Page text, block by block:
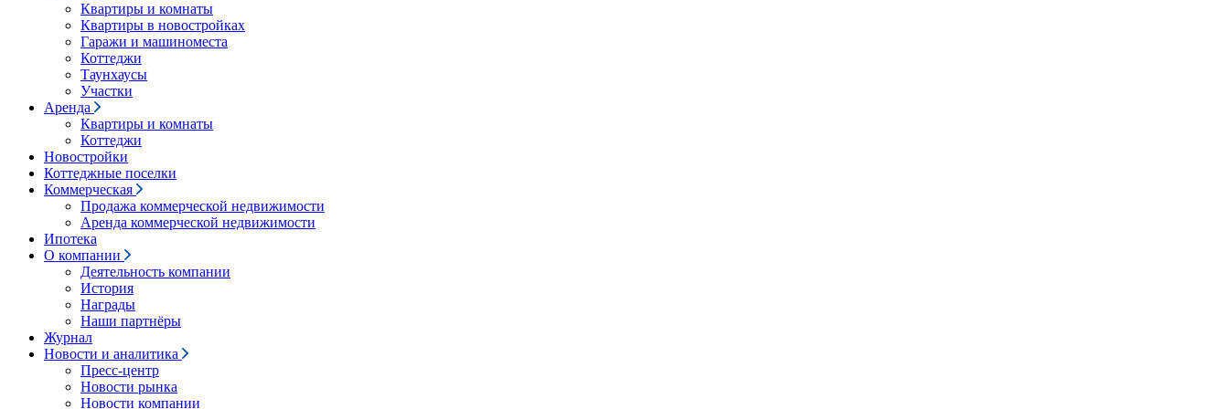
Квартиры и комнаты
Квартиры в новостройках
Гаражи и машиноместа
Коттеджи
Таунхаусы
Участки
Аренда
Квартиры и комнаты
Коттеджи
Новостройки
Коттеджные поселки
Коммерческая
Продажа коммерческой недвижимости
Аренда коммерческой недвижимости
Ипотека
О компании
Деятельность компании
История
Награды
Наши партнёры
Журнал
Новости и аналитика
Пресс-центр
Новости рынка
Новости компании